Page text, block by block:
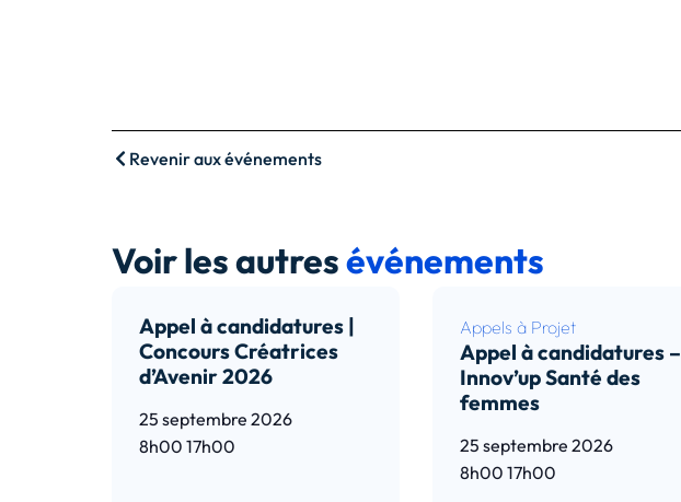
Revenir aux événements
Voir les autresévénements
Appel à candidatures |
Concours Créatrices
d’Avenir 2026
25 septembre 2026
8h00 17h00
Appels à Projet
Appel à candidatures –
Innov’up Santé des
femmes
25 septembre 2026
8h00 17h00